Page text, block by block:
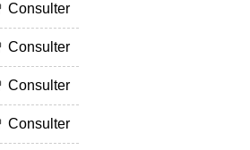
Consulter
Consulter
Consulter
Consulter